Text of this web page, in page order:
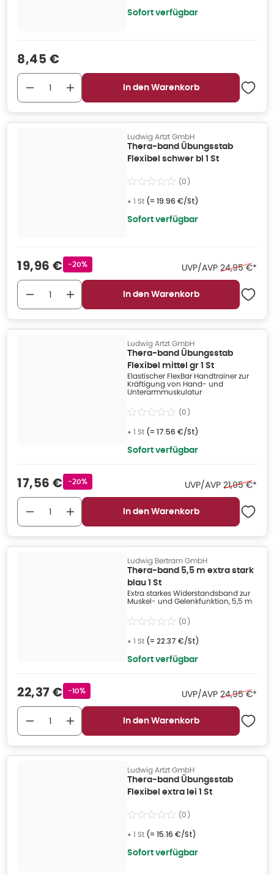
Sofort verfügbar
Verkaufspreis
8,45 €
In den Warenkorb
Ludwig Artzt GmbH
Thera-band Übungsstab
Flexibel schwer bl 1 St
(0)
• 1 St (= 19.96 €/St)
Sofort verfügbar
Verkaufspreis
19,96 € Rabattstempel
-20% UVP/AVP Ehemaliger
24,95 €*
In den Warenkorb
Ludwig Artzt GmbH
Thera-band Übungsstab
Flexibel mittel gr 1 St
Elastischer FlexBar Handtrainer zur
Kräftigung von Hand- und
Unterarmmuskulatur
(0)
• 1 St (= 17.56 €/St)
Sofort verfügbar
Verkaufspreis
17,56 € Rabattstempel
-20% UVP/AVP Ehemaliger
21,95 €*
In den Warenkorb
Ludwig Bertram GmbH
Thera-band 5,5 m extra stark
blau 1 St
Extra starkes Widerstandsband zur
Muskel- und Gelenkfunktion, 5,5 m
(0)
• 1 St (= 22.37 €/St)
Sofort verfügbar
Verkaufspreis
22,37 € Rabattstempel
-10% UVP/AVP Ehemaliger
24,95 €*
In den Warenkorb
Ludwig Artzt GmbH
Thera-band Übungsstab
Flexibel extra lei 1 St
(0)
• 1 St (= 15.16 €/St)
Sofort verfügbar